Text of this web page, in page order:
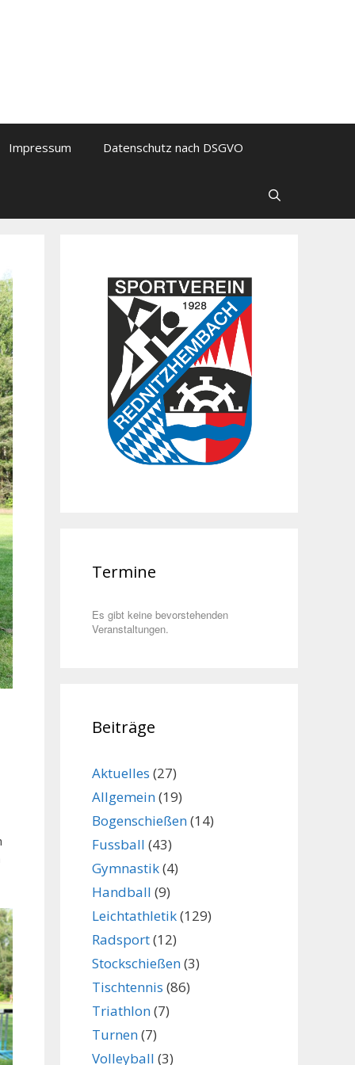
Impressum Datenschutz nach DSGVO
Termine
Es gibt keine bevorstehenden
Veranstaltungen.
Beiträge
Aktuelles (27)
Allgemein(19)
Bogenschießen(14)
Fussball (43)
Gymnastik(4)
Handball (9)
Leichtathletik(129)
Radsport(12)
Stockschießen(3)
Tischtennis (86)
Triathlon(7)
Turnen(7)
Volleyball (3)